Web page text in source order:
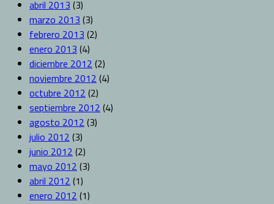
abril 2013 (3)
marzo 2013 (3)
febrero 2013 (2)
enero 2013 (4)
diciembre 2012 (2)
noviembre 2012 (4)
octubre 2012 (2)
septiembre 2012 (4)
agosto 2012 (3)
julio 2012 (3)
junio 2012 (2)
mayo 2012 (3)
abril 2012 (1)
enero 2012 (1)